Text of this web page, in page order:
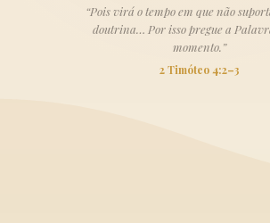
“Pois virá o tempo em que não
doutrina… Por isso pregue a
momento.”
2 Timóteo 4:2–3